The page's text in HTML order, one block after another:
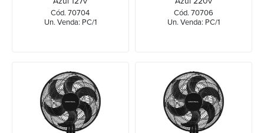
Cód. 70704
Un. Venda: PC/1
Cód. 70706
Un. Venda: PC/1